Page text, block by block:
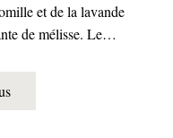
et de la lavande
de mélisse. Le